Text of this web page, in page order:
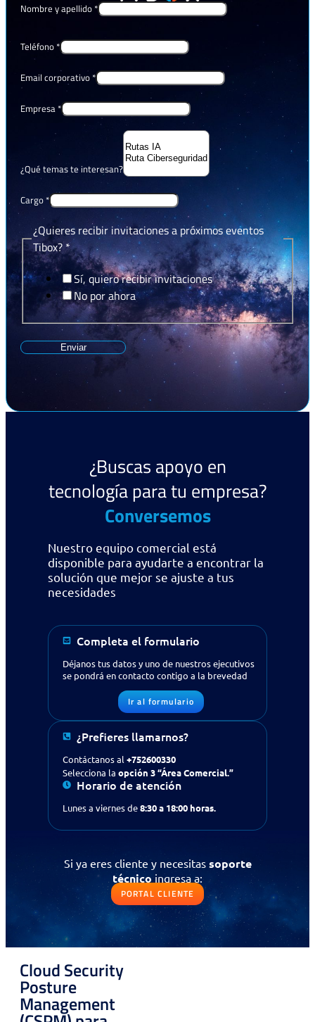
Nombre y apellido *
Teléfono *
Email corporativo *
Empresa *
¿Qué temas te interesan?
Cargo *
¿Quieres recibir invitaciones a próximos eventos
Tibox?*
Sí, quiero recibir invitaciones
No por ahora
Enviar
¿Buscas apoyo en
tecnología para tu empresa?
Conversemos
Nuestro equipo comercial está
disponible para ayudarte a encontrar la
solución que mejor se ajuste a tus
necesidades
Completa el formulario
Déjanos tus datos y uno de nuestros ejecutivos
se pondrá en contacto contigo a la brevedad
Ir al formulario
¿Prefieres llamarnos?
Contáctanos al +752600330
Selecciona la opción 3 “Área Comercial.”
Horario de atención
Lunes a viernes de8:30 a 18:00 horas.
Si ya eres cliente y necesitassoporte
técnico ingresa a:
PORTAL CLIENTE
Cloud Security
Posture
Management
¿Buscas apoyo en tecnología
para tu empresa?Contáctanos
¿Prefieres llamarnos?
Contáctanos al+56 (75) 2600330
Selecciona la opción 3 “Área Comercial.”
Si ya eres cliente y necesitas
técnicoingresa a: